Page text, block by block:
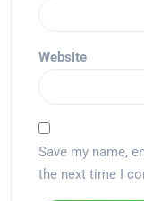
Website
Save my name,
the next time I